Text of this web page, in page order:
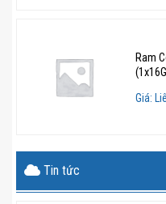
Ram
Giá:
Tin tức